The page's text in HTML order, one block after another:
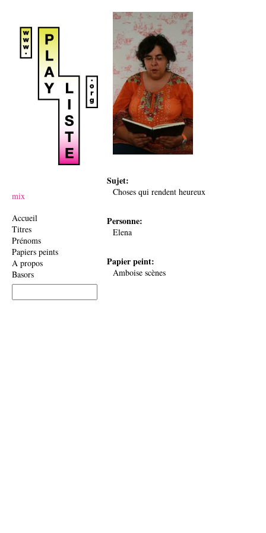
Sujet:
Choses qui rendent heureux
Personne:
Elena
Papier peint:
Amboise scènes
mix
Accueil
Titres
Prénoms
Papiers peints
A propos
Basors